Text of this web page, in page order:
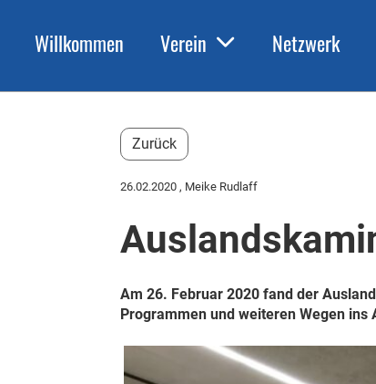
Willkommen Verein Netzwerk
Zurück
26.02.2020 , Meike Rudlaff
Am 26. Februar 2020 fand der
Programmen und weiteren Wegen ins